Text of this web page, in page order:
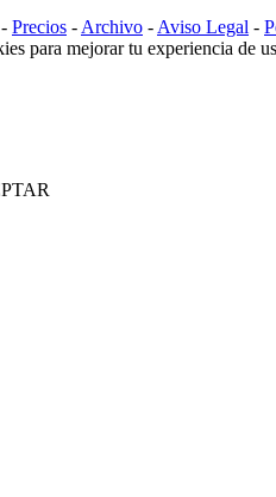
- Precios - Archivo - Aviso Legal -
para mejorar tu experiencia de